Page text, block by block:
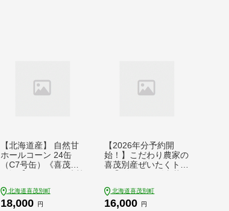
【北海道産】 自然甘
ホールコーン 24缶
（C7号缶）《喜茂別
とうもろこし トウモ
ロコシ 北海道 常温 常
北海道喜茂別町
18,000 円
【2026年分予約開
始！】こだわり農家の
喜茂別産ぜいたくトマ
プレス】 トマト とま
と 先行予約 夏野菜 季
北海道喜茂別町
16,000 円